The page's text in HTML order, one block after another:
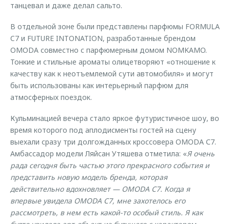
танцевал и даже делал сальто.
В отдельной зоне были представлены парфюмы FORMULA
C7 и FUTURE INTONATION, разработанные брендом
OMODA совместно с парфюмерным домом NOMKAMO.
Тонкие и стильные ароматы олицетворяют «отношение к
качеству как к неотъемлемой сути автомобиля» и могут
быть использованы как интерьерный парфюм для
атмосферных поездок.
Кульминацией вечера стало яркое футуристичное шоу, во
время которого под аплодисменты гостей на сцену
выехали сразу три долгожданных кроссовера OMODA С7.
Амбассадор модели Ляйсан Утяшева отметила: «Я очень
рада сегодня быть частью этого прекрасного события и
представить новую модель бренда, которая
действительно вдохновляет — OMODA C7. Когда я
впервые увидела OMODA C7, мне захотелось его
рассмотреть, в нем есть какой-то особый стиль. Я как